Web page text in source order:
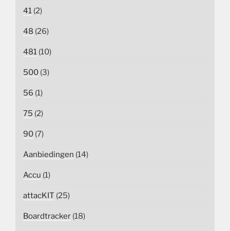
41 (2)
48 (26)
481 (10)
500 (3)
56 (1)
75 (2)
90 (7)
Aanbiedingen (14)
Accu (1)
attacKIT (25)
Boardtracker (18)